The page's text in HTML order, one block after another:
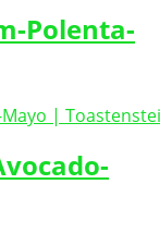
Polenta-